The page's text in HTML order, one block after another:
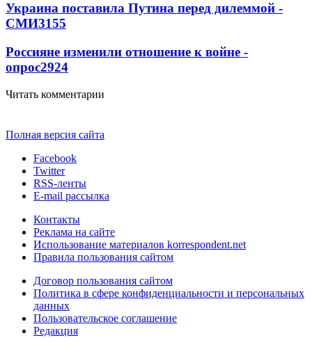
Украина поставила Путина перед дилеммой -
СМИ3155
Россияне изменили отношение к войне -
опрос2924
Читать комментарии
Полная версия сайта
Facebook
Twitter
RSS-ленты
E-mail рассылка
Контакты
Реклама на сайте
Использование материалов korrespondent.net
Правила пользования сайтом
Договор пользования сайтом
Политика в сфере конфиденциальности и персональных
данных
Пользовательское соглашение
Редакция